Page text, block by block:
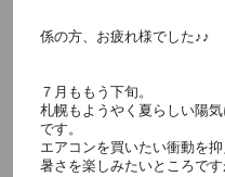
係の方、お疲れ様でした♪♪
７月ももう下旬。
札幌もようやく夏らしい陽
です。
エアコンを買いたい衝動を
暑さを楽しみたいところで